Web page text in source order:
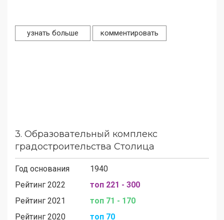
узнать больше комментировать
3. Образовательный комплекс
градостроительства Столица
Год основания
1940
Рейтинг 2022
топ 221 - 300
Рейтинг 2021
топ 71 - 170
Рейтинг 2020
топ 70